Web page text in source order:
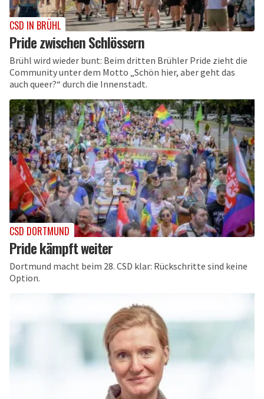
CSD IN BRÜHL
Pride zwischen Schlössern
Brühl wird wieder bunt: Beim dritten Brühler Pride zieht die
Community unter dem Motto „Schön hier, aber geht das
auch queer?“ durch die Innenstadt.
CSD DORTMUND
Pride kämpft weiter
Dortmund macht beim 28. CSD klar: Rückschritte sind keine
Option.